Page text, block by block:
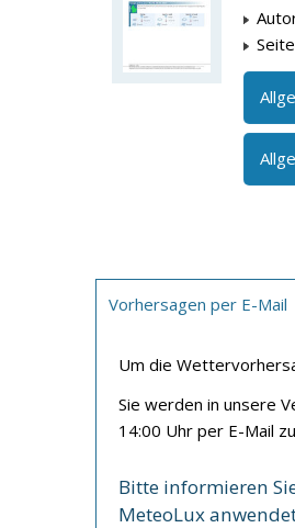
Vorhersagen per E-Mail
Um die
Sie werden in unsere
14:00 Uhr per E-Mail
Bitte informieren
MeteoLux